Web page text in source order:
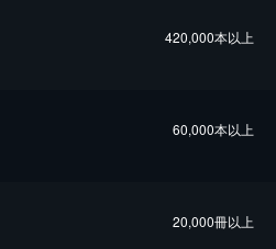
420,000本以上
60,000本以上
20,000冊以上